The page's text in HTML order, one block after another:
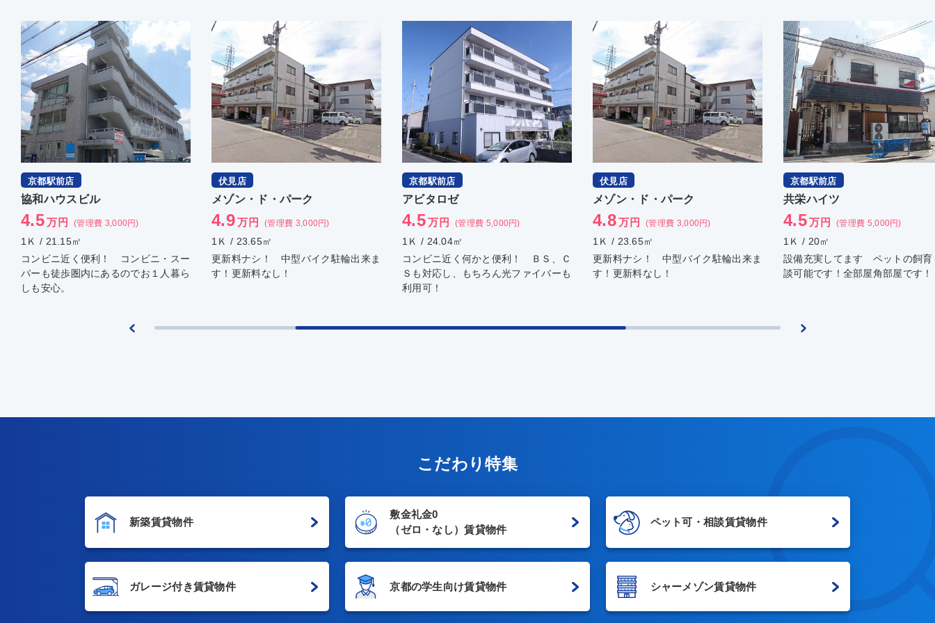
伏見店
メゾン・ド・パーク
4.9万円 (管理費 3,000円)
1Ｋ / 23.65㎡
更新料ナシ！ 中型バイク駐輪出来ま
す！更新料なし！
京都駅前店
アビタロゼ
4.5万円 (管理費 5,000円)
1Ｋ / 24.04㎡
コンビニ近く何かと便利！ ＢＳ、Ｃ
Ｓも対応し、もちろん光ファイバーも
伏見店
メゾン・ド・パーク
4.8万円 (管理費 3,000円)
1Ｋ / 23.65㎡
更新料ナシ！ 中型バイク駐輪出来ま
す！更新料なし！
京都駅前店
共栄ハイツ
4.5万円 (管理費 5,000円)
1Ｋ / 20㎡
設備充実してます ペットの飼育も相
談可能です！全部屋角部屋です！
伏見店
レナジア城南宮
4万円 (管理費 6,000円)
1Ｋ / 24.19㎡
平成２９年４月外壁修繕済 ２Ｗ
アクセス可能な竹田駅。名神の京
こだわり特集
新築賃貸物件
敷金礼金0
（ゼロ・なし）賃貸物件
ペット可・相談賃貸物件
ガレージ付き賃貸物件 京都の学生向け賃貸物件 シャーメゾン賃貸物件